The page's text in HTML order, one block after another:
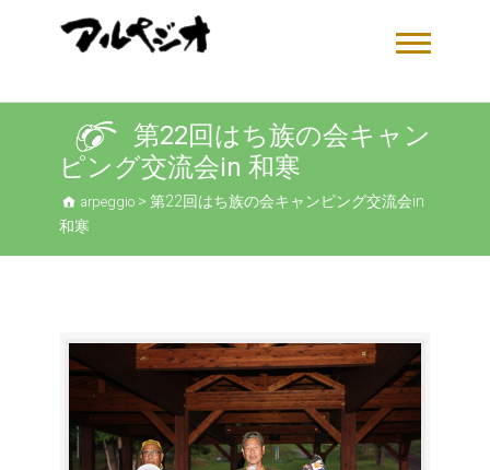
第22回はち族の会キャン
ピング交流会in 和寒
arpeggio > 第22回はち族の会キャンピング交流会in
和寒